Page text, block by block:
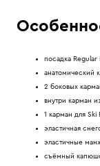
посадка Regular
анатомический
2 боковых
внутри карман
1 карман для Ski
эластичная
эластичные
съёмный